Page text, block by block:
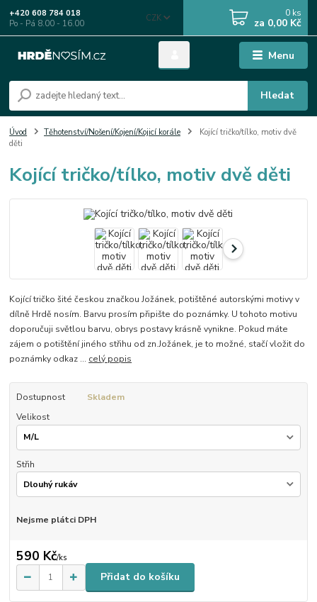
Menu
CZK
Hledat
+420 608 784 018
Po - Pá 8.00 - 16.00
0 ks
za 0,00 Kč
Úvod Těhotenství/Nošení/Kojení/Kojicí korále
Kojící tričko/tílko, motiv dvě
děti
Kojící tričko/tílko, motiv dvě děti
Kojící tričko šité českou značkou Jožánek, potištěné autorskými motivy v
dílně Hrdě nosím. Barvu prosím připište do poznámky. U tohoto motivu
doporučuji světlou barvu, obrys postavy krásně vynikne. Pokud máte
zájem o potištění jiného střihu od zn.Jožánek, je to možné, stačí vložit do
poznámky odkaz ... celý popis
Dostupnost
Skladem
Velikost
Střih
Nejsme plátci DPH
590 Kč/ks
Přidat do košíku